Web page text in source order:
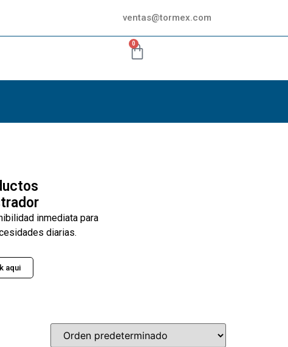
ventas@tormex.com
0
inmediata para
diarias.
aqui